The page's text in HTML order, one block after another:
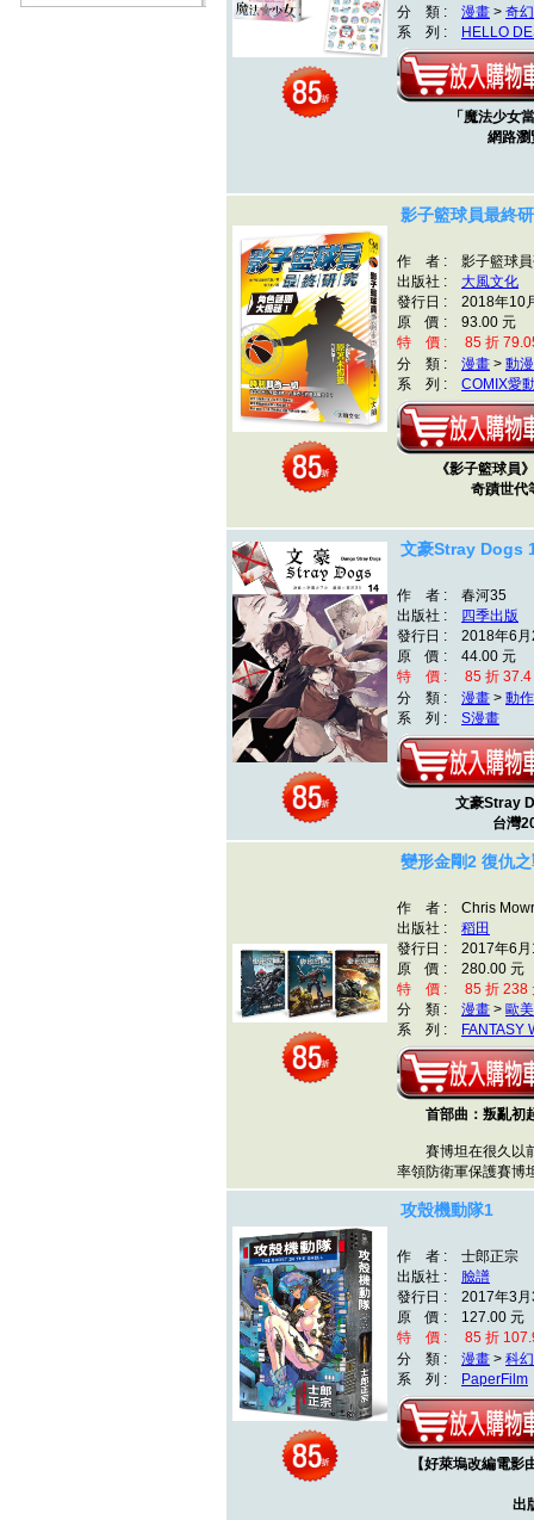
分 類 : 漫畫 > 奇
系 列 :
HELLO
「魔法少女
網路
影子籃球員最終
作 者 : 影子籃球員
出版社 : 大風文化
發行日 : 2018年10
原 價 : 93.00 元
特 價 : 85 折
分 類 : 漫畫 > 動
系 列 : COMIX愛
《影子籃球員
奇蹟世代
文豪Stray Dogs
作 者 : 春河35
出版社 :
四季出版
發行日 : 2018年6月
原 價 : 44.00 元
特 價 : 85 折 37.4
分 類 : 漫畫 > 動
系 列 : S漫畫
文豪Stray
台灣
變形金剛2 復仇
作 者 : Chris
出版社 : 稻田
發行日 : 2017年6月
原 價 : 280.00 元
特 價 : 85 折 238
分 類 : 漫畫 > 歐
系 列 :
FANTASY
首部曲：叛亂初
賽博坦在很久以前
率領防衛軍保護賽
攻殼機動隊1
作 者 : 士郎正宗
出版社 : 臉譜
發行日 : 2017年3月
原 價 : 127.00 元
特 價 : 85 折
分 類 : 漫畫 > 科
系 列 :
PaperFilm
【好萊塢改編電
出